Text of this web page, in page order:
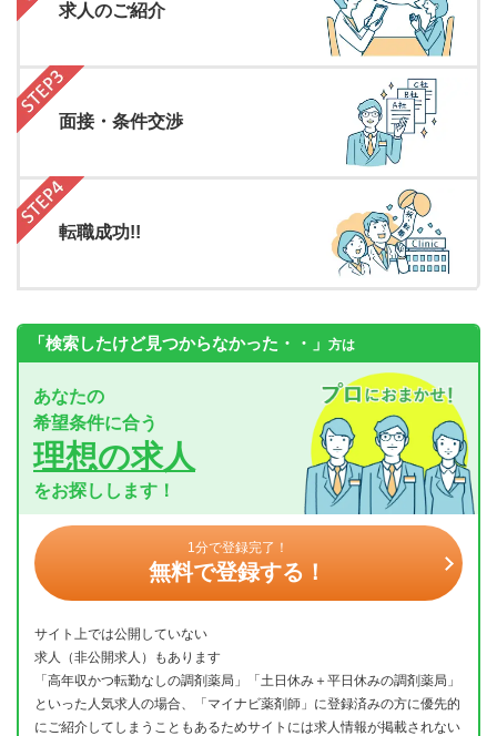
求人のご紹介
面接・条件交渉
転職成功!!
「検索したけど見つからなかった・・」 方は
あなたの
希望条件に合う
理想の求人
をお探しします！
1分で登録完了！
無料で登録する！
サイト上では公開していない
求人（非公開求人）もあります
「高年収かつ転勤なしの調剤薬局」「土日休み＋平日休みの調剤薬局」
といった人気求人の場合、「マイナビ薬剤師」に登録済みの方に優先的
にご紹介してしまうこともあるためサイトには求人情報が掲載されない